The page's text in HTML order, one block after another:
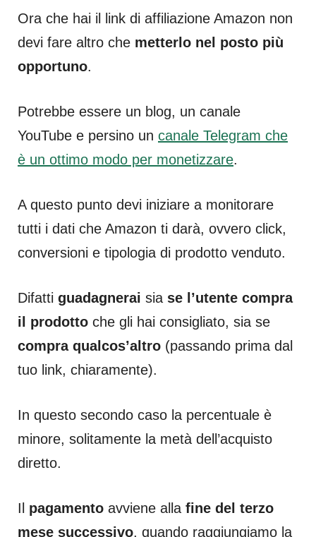
Ora che hai il link di affiliazione Amazon non
devi fare altro che metterlo nel posto più
opportuno.
Potrebbe essere un blog, un canale
YouTube e persino un canale Telegram che
è un ottimo modo per monetizzare.
A questo punto devi iniziare a monitorare
tutti i dati che Amazon ti darà, ovvero click,
conversioni e tipologia di prodotto venduto.
Difatti guadagnerai sia se l’utente compra
il prodotto che gli hai consigliato, sia se
compra qualcos’altro (passando prima dal
tuo link, chiaramente).
In questo secondo caso la percentuale è
minore, solitamente la metà dell’acquisto
diretto.
Il pagamento avviene alla fine del terzo
mese successivo, quando raggiungiamo la